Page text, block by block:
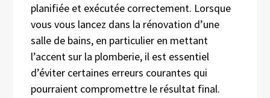
planifiée et exécutée correctement. Lorsque
vous vous lancez dans la rénovation d’une
salle de bains, en particulier en mettant
l’accent sur la plomberie, il est essentiel
d’éviter certaines erreurs courantes qui
pourraient compromettre le résultat final.